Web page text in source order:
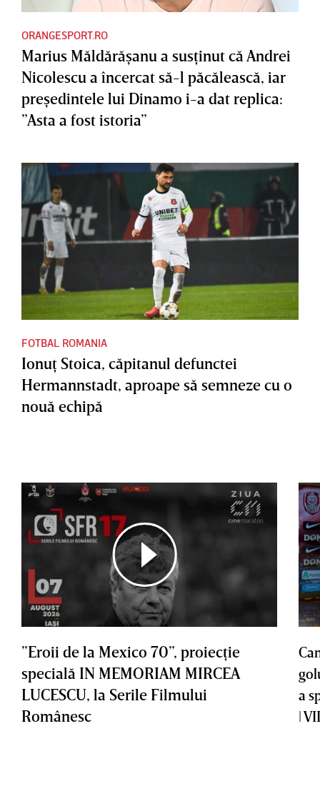
ORANGESPORT.RO
Marius Măldărăşanu a susţinut că Andrei
Nicolescu a încercat să-l păcălească, iar
preşedintele lui Dinamo i-a dat replica:
”Asta a fost istoria”
FOTBAL ROMANIA
Ionuţ Stoica, căpitanul defunctei
Hermannstadt, aproape să semneze cu o
nouă echipă
”Eroii de la Mexico 70”, proiecţie
specială IN MEMORIAM MIRCEA
LUCESCU, la Serile Filmului
Românesc
a
|